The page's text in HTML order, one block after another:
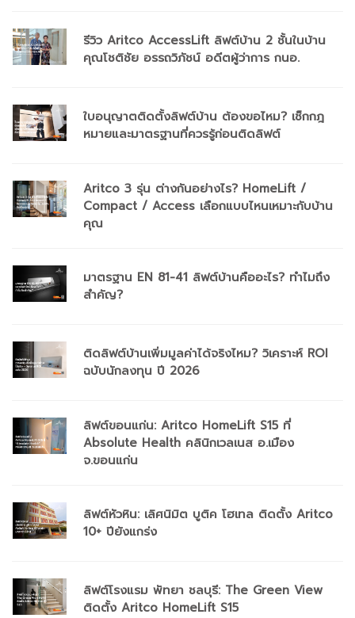
รีวิว Aritco AccessLift ลิฟต์บ้าน 2 ชั้นในบ้าน
คุณโชติชัย อรรถวิภัชน์ อดีตผู้ว่าการ กนอ.
ใบอนุญาตติดตั้งลิฟต์บ้าน ต้องขอไหม? เช็กกฎ
หมายและมาตรฐานที่ควรรู้ก่อนติดลิฟต์
Aritco 3 รุ่น ต่างกันอย่างไร? HomeLift /
Compact / Access เลือกแบบไหนเหมาะกับบ้าน
คุณ
มาตรฐาน EN 81-41 ลิฟต์บ้านคืออะไร? ทำไมถึง
สำคัญ?
ติดลิฟต์บ้านเพิ่มมูลค่าได้จริงไหม? วิเคราะห์ ROI
ฉบับนักลงทุน ปี 2026
ลิฟต์ขอนแก่น: Aritco HomeLift S15 ที่
Absolute Health คลินิกเวลเนส อ.เมือง
จ.ขอนแก่น
ลิฟต์หัวหิน: เลิศนิมิต บูติค โฮเทล ติดตั้ง Aritco
10+ ปียังแกร่ง
ลิฟต์โรงแรม พัทยา ชลบุรี: The Green View
ติดตั้ง Aritco HomeLift S15